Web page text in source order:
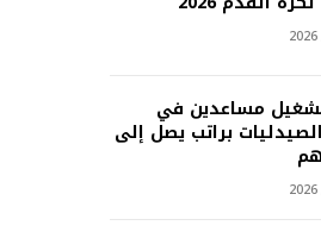
تشغيل مساعدين في
براتب يصل إلى